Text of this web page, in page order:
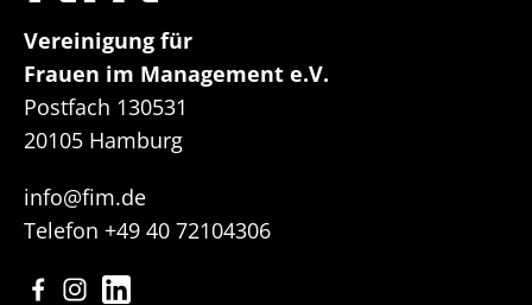
Vereinigung für
Frauen im Management e.V.
Postfach 130531
20105 Hamburg
info@fim.de
Telefon +49 40 72104306